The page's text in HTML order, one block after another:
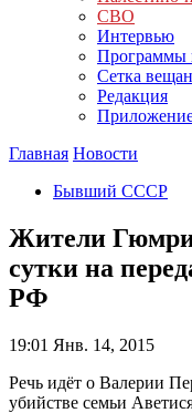
СВО
Интервью
Программы
Сетка
Редакция
Главная Новости
Бывший СССР
Жители Гюмри
сутки на
РФ
19:01 Янв. 14, 2015
Речь идёт о Валерии
убийстве семьи